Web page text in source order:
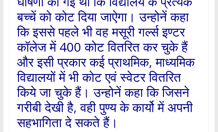
बच्चें को कोट दिया जाऐगा। उन्होनें कहा
कि इससे पहले भी वह मसूरी गर्ल्स इण्टर
कॉलेज में 400 कोट वितरित कर चुके हैं
और इसी प्रकार कई प्राथमिक, माध्यमिक
विद्यालयों में भी कोट एवं स्वेटर वितरित
किये जा चुके हैं। उन्होनें कहा कि जिसने
गरीबी देखी है, वही पुण्य के कार्यो में अपनी
सहभागिता दे सकते हैं।